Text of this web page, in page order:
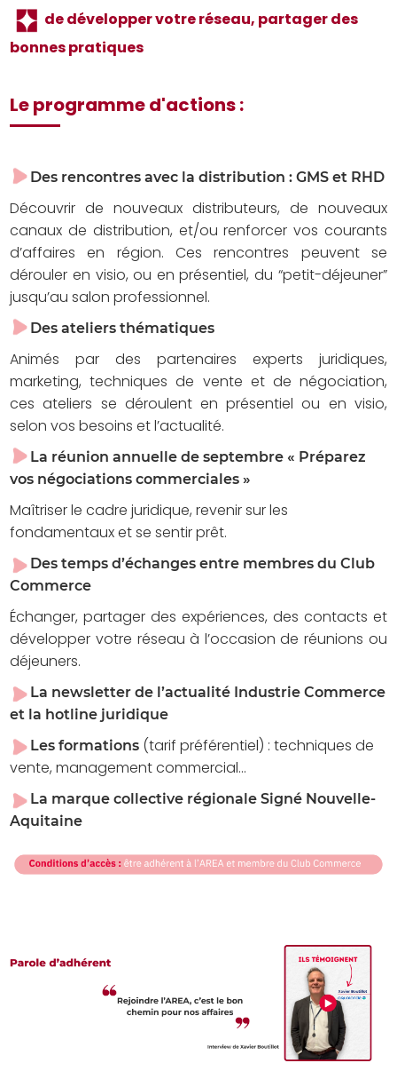
de développer votre réseau, partager des
bonnespratiques
Le programme d'actions :
Des rencontres avec la distribution :GMS et RHD
Découvrir de nouveaux distributeurs, de nouveaux
canaux de distribution, et/ou renforcer vos courants
d’affaires en région. Ces rencontres peuvent se
dérouler en visio, ou en présentiel, du “petit-déjeuner”
jusqu’au salon professionnel.
Des ateliers thématiques
Animés par des partenaires experts juridiques,
marketing, techniques de vente et de négociation,
ces ateliers se déroulent en présentiel ou en visio,
selon vos besoins et l’actualité.
La réunion annuelle de septembre « Préparez
vos négociations commerciales »
Maîtriser le cadre juridique, revenir sur les
fondamentaux et se sentir prêt.
Des temps d’échangesentre membres du Club
Commerce
Échanger, partager des expériences, des contacts et
développer votre réseau à l’occasion de réunions ou
déjeuners.
La newsletter de l’actualité Industrie Commerce
et la hotline juridique
Les formations (tarif préférentiel) :techniques de
vente, management commercial...
La marque collective régionaleSigné Nouvelle-
Aquitaine